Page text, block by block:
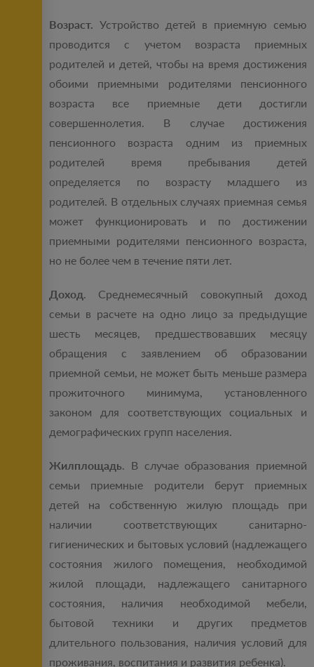
Возраст. Устройство детей в приемную семью
проводится с учетом возраста приемных
родителей и детей, чтобы на время достижения
обоими приемными родителями пенсионного
возраста все приемные дети достигли
совершеннолетия. В случае достижения
пенсионного возраста одним из приемных
родителей время пребывания детей
определяется по возрасту младшего из
родителей. В отдельных случаях приемная семья
может функционировать и по достижении
приемными родителями пенсионного возраста,
но не более чем в течение пяти лет.
Доход. Среднемесячный совокупный доход
семьи в расчете на одно лицо за предыдущие
шесть месяцев, предшествовавших месяцу
обращения с заявлением об образовании
приемной семьи, не может быть меньше размера
прожиточного минимума, установленного
законом для соответствующих социальных и
демографических групп населения.
Жилплощадь. В случае образования приемной
семьи приемные родители берут приемных
детей на собственную жилую площадь при
наличии соответствующих санитарно-
гигиенических и бытовых условий (надлежащего
состояния жилого помещения, необходимой
жилой площади, надлежащего санитарного
состояния, наличия необходимой мебели,
бытовой техники и других предметов
длительного пользования, наличия условий для
проживания, воспитания и развития ребенка).